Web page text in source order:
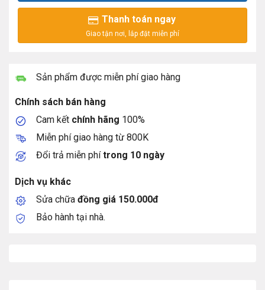
Thanh toán ngay
Sản phẩm được miễn phí giao hàng
Chính sách bán hàng
Cam kết chính hãng 100%
Miễn phí giao hàng từ 800K
Đổi trả miễn phítrong 10 ngày
Dịch vụ khác
Sửa chữa đồng giá 150.000đ
Bảo hành tại nhà.